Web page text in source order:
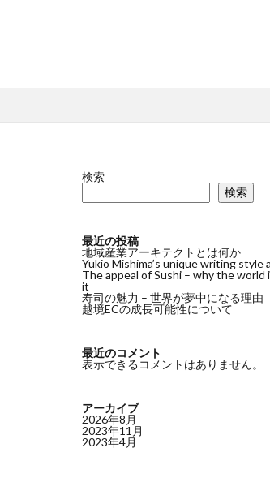
検索
検索
最近の投稿
地域産業アーキテクトとは何か
Yukio Mishima’s unique writing style
The appeal of Sushi – why the world
it
寿司の魅力 – 世界が夢中になる理由
越境ECの成長可能性について
最近のコメント
表示できるコメントはありません。
アーカイブ
2026年8月
2023年11月
2023年4月